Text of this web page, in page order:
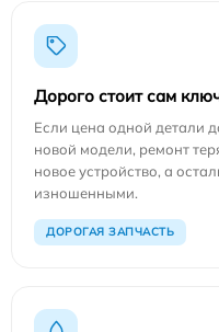
Дорого стоит сам
Если цена одной детали
новой модели, ремонт
новое устройство, а
изношенными.
ДОРОГАЯ ЗАПЧАСТЬ